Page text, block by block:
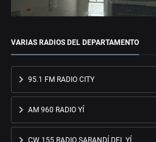
VARIAS RADIOS DEL DEPARTAMENTO
95.1 FM RADIO CITY
AM 960 RADIO YÍ